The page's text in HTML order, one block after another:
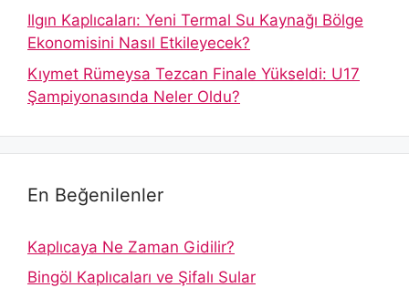
Ilgın Kaplıcaları: Yeni Termal Su Kaynağı Bölge
Ekonomisini Nasıl Etkileyecek?
Kıymet Rümeysa Tezcan Finale Yükseldi: U17
Şampiyonasında Neler Oldu?
En Beğenilenler
Kaplıcaya Ne Zaman Gidilir?
Bingöl Kaplıcaları ve Şifalı Sular